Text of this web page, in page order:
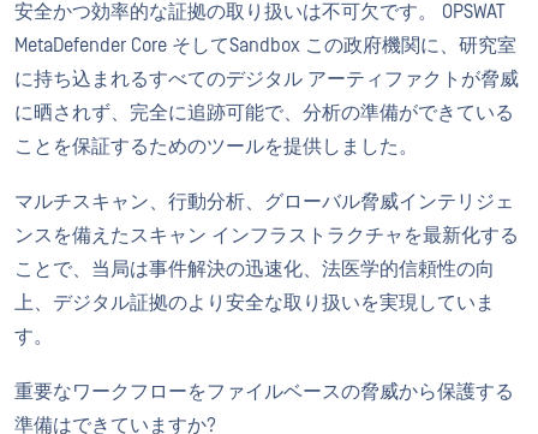
安全かつ効率的な証拠の取り扱いは不可欠です。 OPSWAT
MetaDefender Core そしてSandbox この政府機関に、研究室
に持ち込まれるすべてのデジタル アーティファクトが脅威
に晒されず、完全に追跡可能で、分析の準備ができている
ことを保証するためのツールを提供しました。
マルチスキャン、行動分析、グローバル脅威インテリジェ
ンスを備えたスキャン インフラストラクチャを最新化する
ことで、当局は事件解決の迅速化、法医学的信頼性の向
上、デジタル証拠のより安全な取り扱いを実現していま
す。
重要なワークフローをファイルベースの脅威から保護する
準備はできていますか?